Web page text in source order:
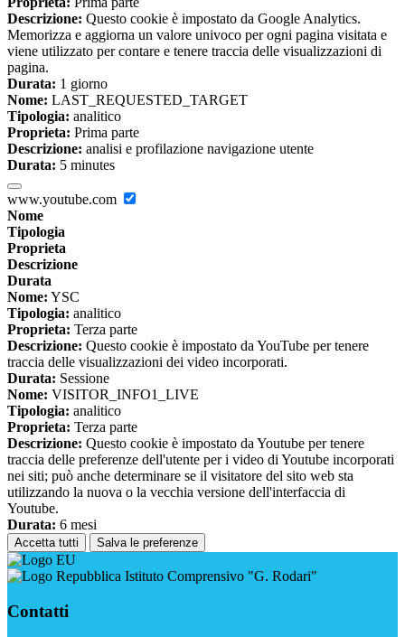
Descrizione: Questo cookie è impostato da Google Analytics.
Memorizza e aggiorna un valore univoco per ogni pagina visitata e
viene utilizzato per contare e tenere traccia delle visualizzazioni di
pagina.
Durata: 1 giorno
Nome: LAST_REQUESTED_TARGET
Tipologia: analitico
Proprieta: Prima parte
Descrizione: analisi e profilazione navigazione utente
Durata: 5 minutes
www.youtube.com
Nome
Tipologia
Proprieta
Descrizione
Durata
Nome: YSC
Tipologia: analitico
Proprieta: Terza parte
Descrizione: Questo cookie è impostato da YouTube per tenere
traccia delle visualizzazioni dei video incorporati.
Durata: Sessione
Nome: VISITOR_INFO1_LIVE
Tipologia: analitico
Proprieta: Terza parte
Descrizione: Questo cookie è impostato da Youtube per tenere
traccia delle preferenze dell'utente per i video di Youtube incorporati
nei siti; può anche determinare se il visitatore del sito web sta
utilizzando la nuova o la vecchia versione dell'interfaccia di
Youtube.
Durata: 6 mesi
Accetta tutti Salva le preferenze
Istituto Comprensivo "G. Rodari"
Contatti